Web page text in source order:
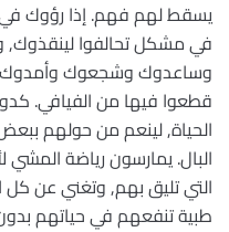
يسقط لهم فهم. إذا رؤوك
في مشكل تحالفوا
وساعدوك وشجعوك وأمدوك.
قطعوا فيها من الفيافي.
الحياة, لينعم من حولهم
البال. يمارسون رياضة المشي
التي تليق بهم, وتغني عن كل
طبية تنفعهم في حياتهم